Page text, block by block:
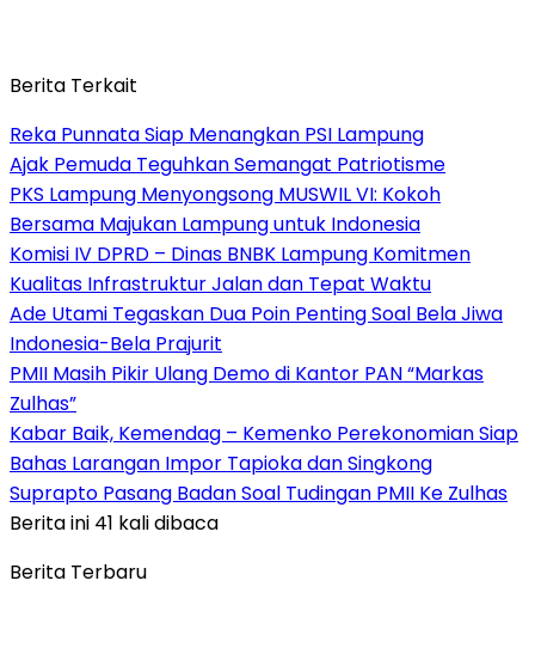
Berita Terkait
Reka Punnata Siap Menangkan PSI Lampung
Ajak Pemuda Teguhkan Semangat Patriotisme
PKS Lampung Menyongsong MUSWIL VI: Kokoh
Bersama Majukan Lampung untuk Indonesia
Komisi IV DPRD – Dinas BNBK Lampung Komitmen
Kualitas Infrastruktur Jalan dan Tepat Waktu
Ade Utami Tegaskan Dua Poin Penting Soal Bela Jiwa
Indonesia-Bela Prajurit
PMII Masih Pikir Ulang Demo di Kantor PAN “Markas
Zulhas”
Kabar Baik, Kemendag – Kemenko Perekonomian Siap
Bahas Larangan Impor Tapioka dan Singkong
Suprapto Pasang Badan Soal Tudingan PMII Ke Zulhas
Berita ini 41 kali dibaca
Berita Terbaru